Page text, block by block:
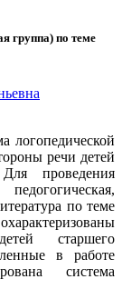
группа) по теме
речи детей
Для проведения
по теме
старшего
в работе
система